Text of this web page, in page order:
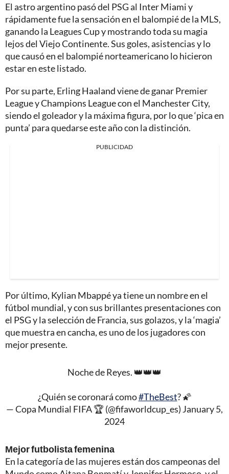
El astro argentino pasó del PSG al Inter Miami y
rápidamente fue la sensación en el balompié de la MLS,
ganando la Leagues Cup y mostrando toda su magia
lejos del Viejo Continente. Sus goles, asistencias y lo
que causó en el balompié norteamericano lo hicieron
estar en este listado.
Por su parte, Erling Haaland viene de ganar Premier
League y Champions League con el Manchester City,
siendo el goleador y la máxima figura, por lo que ‘pica en
punta’ para quedarse este año con la distinción.
PUBLICIDAD
Por último, Kylian Mbappé ya tiene un nombre en el
fútbol mundial, y con sus brillantes presentaciones con
el PSG y la selección de Francia, sus golazos, y la ‘magia’
que muestra en cancha, es uno de los jugadores con
mejor presente.
Noche de Reyes. 👑👑👑
¿Quién se coronará como#TheBest? 🌠
— Copa Mundial FIFA 🏆 (@fifaworldcup_es) January 5,
2024
Mejor futbolista femenina
En la categoría de las mujeres están dos campeonas del